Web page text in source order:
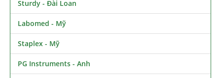
Sturdy - Đài Loan
Labomed - Mỹ
Staplex - Mỹ
PG Instruments - Anh